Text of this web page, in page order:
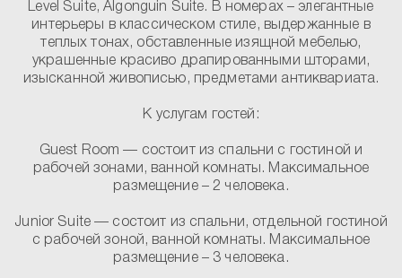
Level Suite, Algonguin Suite. В номерах – элегантные
интерьеры в классическом стиле, выдержанные в
теплых тонах, обставленные изящной мебелью,
украшенные красиво драпированными шторами,
изысканной живописью, предметами антиквариата.
К услугам гостей:
Guest Room— состоит из спальни с гостиной и
рабочей зонами, ванной комнаты. Максимальное
размещение – 2 человека.
Junior Suite— состоит из спальни, отдельной гостиной
с рабочей зоной, ванной комнаты. Максимальное
размещение – 3 человека.